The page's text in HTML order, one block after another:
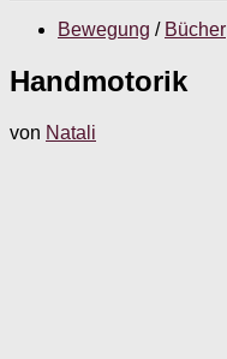
Bewegung / Bücher
Handmotorik
von Natali